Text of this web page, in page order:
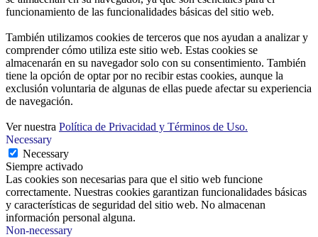
funcionamiento de las funcionalidades básicas del sitio web.
También utilizamos cookies de terceros que nos ayudan a analizar y
comprender cómo utiliza este sitio web. Estas cookies se
almacenarán en su navegador solo con su consentimiento. También
tiene la opción de optar por no recibir estas cookies, aunque la
exclusión voluntaria de algunas de ellas puede afectar su experiencia
de navegación.
Ver nuestra Política de Privacidad y Términos de Uso.
Necessary
Necessary
Siempre activado
Las cookies son necesarias para que el sitio web funcione
correctamente. Nuestras cookies garantizan funcionalidades básicas
y características de seguridad del sitio web. No almacenan
información personal alguna.
Non-necessary